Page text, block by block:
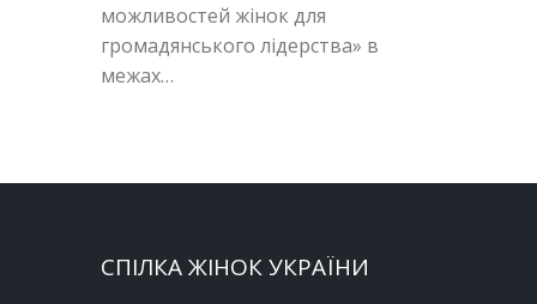
можливостей жінок для
громадянського лідерства» в
межах…
СПІЛКА ЖІНОК УКРАЇНИ